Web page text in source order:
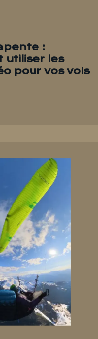
:
utiliser les
pour vos vols